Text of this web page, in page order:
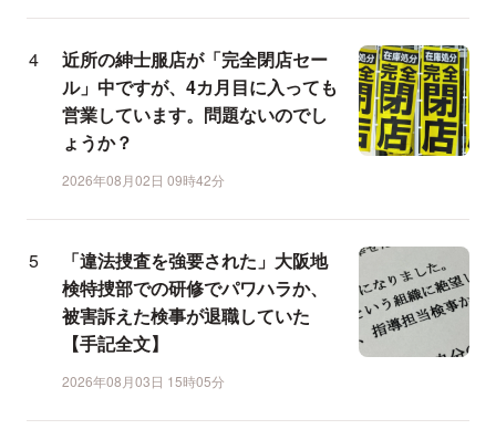
近所の紳士服店が「完全閉店セー
ル」中ですが、4カ月目に入っても
営業しています。問題ないのでし
ょうか？
2026年08月02日 09時42分
「違法捜査を強要された」大阪地
検特捜部での研修でパワハラか、
被害訴えた検事が退職していた
【手記全文】
2026年08月03日 15時05分